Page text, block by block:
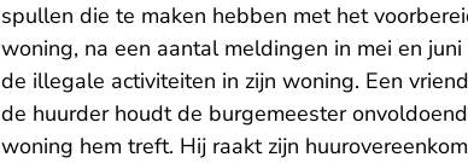
spullen die te maken hebben met het
woning, na een aantal meldingen in mei en
de illegale activiteiten in zijn woning. Een
de huurder houdt de burgemeester
woning hem treft. Hij raakt zijn